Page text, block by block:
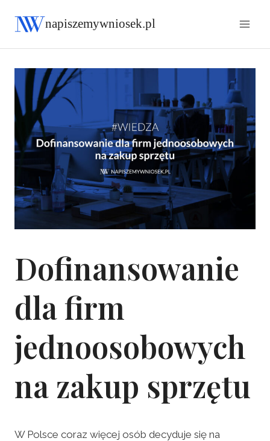
napiszemywniosek.pl
Dofinansowanie
dla firm
jednoosobowych
na zakup sprzętu
W Polsce coraz więcej osób decyduje się na